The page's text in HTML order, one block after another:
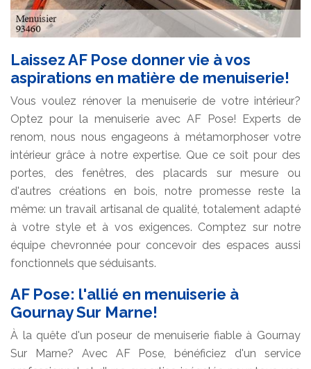
Laissez AF Pose donner vie à vos
aspirations en matière de menuiserie!
Vous voulez rénover la menuiserie de votre intérieur?
Optez pour la menuiserie avec AF Pose! Experts de
renom, nous nous engageons à métamorphoser votre
intérieur grâce à notre expertise. Que ce soit pour des
portes, des fenêtres, des placards sur mesure ou
d'autres créations en bois, notre promesse reste la
même: un travail artisanal de qualité, totalement adapté
à votre style et à vos exigences. Comptez sur notre
équipe chevronnée pour concevoir des espaces aussi
fonctionnels que séduisants.
AF Pose: l'allié en menuiserie à
Gournay Sur Marne!
À la quête d'un poseur de menuiserie fiable à Gournay
Sur Marne? Avec AF Pose, bénéficiez d'un service